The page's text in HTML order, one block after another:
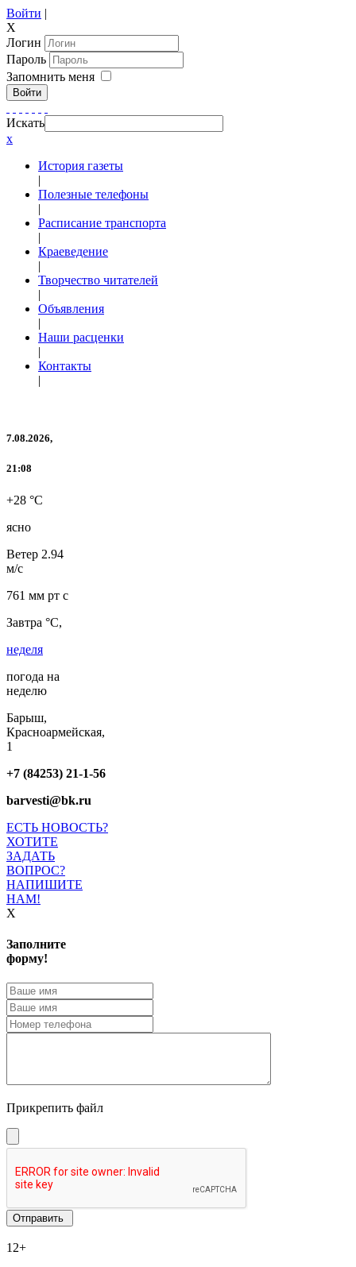
Войти |
X
Логин
Пароль
Запомнить меня
Войти
Искать
x
История газеты
|
Полезные телефоны
|
Расписание транспорта
|
Краеведение
|
Творчество читателей
|
Объявления
|
Наши расценки
|
Контакты
|
7.08.2026,
21:08
+28 °C
ясно
Ветер 2.94
м/с
761 мм рт с
Завтра °C,
неделя
погода на
неделю
Барыш,
Красноармейская,
1
+7 (84253) 21-1-56
barvesti@bk.ru
ЕСТЬ НОВОСТЬ?
ХОТИТЕ
ЗАДАТЬ
ВОПРОС?
НАПИШИТЕ
НАМ!
X
Заполните
форму!
Прикрепить файл
12+